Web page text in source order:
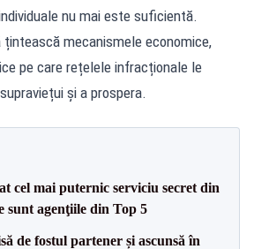
nu mai este suficientă.
mecanismele economice,
pe care rețelele infracționale le
și a prospera.
cel mai puternic serviciu secret din
sunt agenţiile din Top 5
de fostul partener și ascunsă în